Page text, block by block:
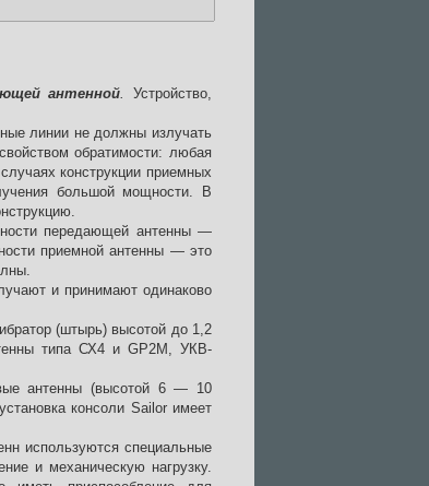
антенной. Устройство,
линии не должны излучать
обратимости: любая
конструкции приемных
большой мощности. В
передающей антенны —
приемной антенны — это
и принимают одинаково
(штырь) высотой до 1,2
типа СХ4 и GP2M, УКВ-
антенны (высотой 6 — 10
консоли Sailor имеет
используются специальные
и механическую нагрузку.